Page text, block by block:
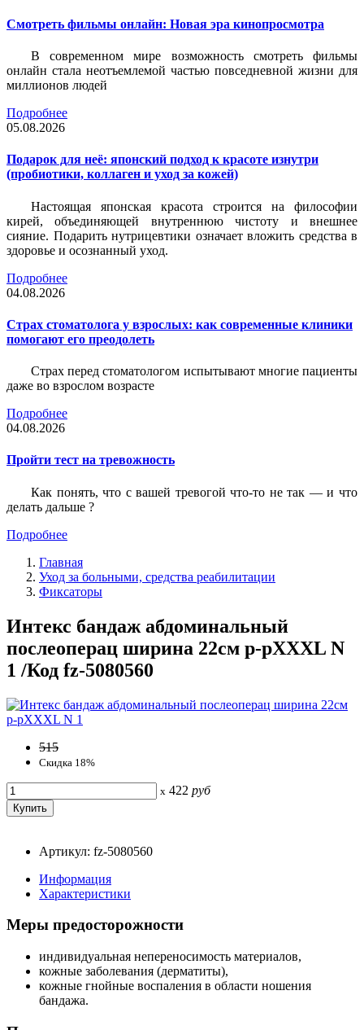
Смотреть фильмы онлайн: Новая эра кинопросмотра
В современном мире возможность смотреть фильмы
онлайн стала неотъемлемой частью повседневной жизни для
миллионов людей
Подробнее
05.08.2026
Подарок для неё: японский подход к красоте изнутри
(пробиотики, коллаген и уход за кожей)
Настоящая японская красота строится на философии
кирей, объединяющей внутреннюю чистоту и внешнее
сияние. Подарить нутрицевтики означает вложить средства в
здоровье и осознанный уход.
Подробнее
04.08.2026
Страх стоматолога у взрослых: как современные клиники
помогают его преодолеть
Страх перед стоматологом испытывают многие пациенты
даже во взрослом возрасте
Подробнее
04.08.2026
Пройти тест на тревожность
Как понять, что с вашей тревогой что-то не так — и что
делать дальше ?
Подробнее
Главная
Уход за больными, средства реабилитации
Фиксаторы
Интекс бандаж абдоминальный
послеоперац ширина 22см р-рXXXL N
1 /Код fz-5080560
515
Скидка 18%
x 422 руб
Артикул: fz-5080560
Информация
Характеристики
Меры предосторожности
индивидуальная непереносимость материалов,
кожные заболевания (дерматиты),
кожные гнойные воспаления в области ношения
бандажа.